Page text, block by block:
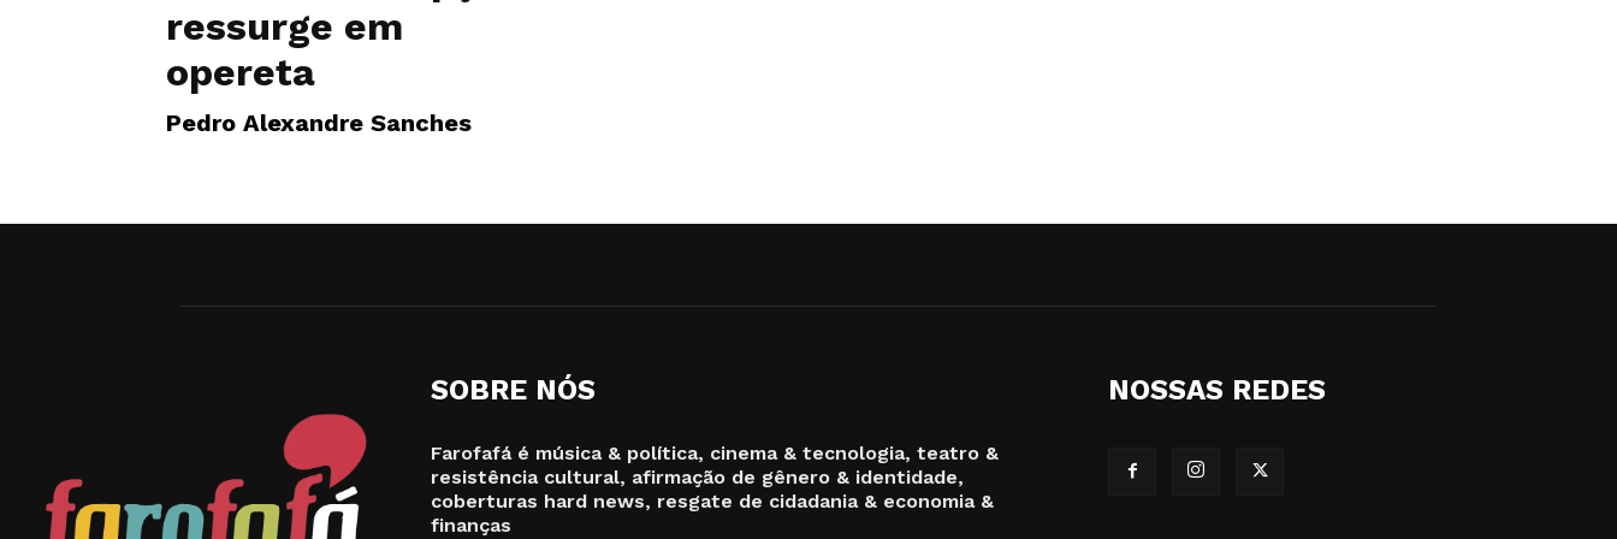
ressurge em
opereta
Pedro Alexandre Sanches
SOBRE NÓS
Farofafá é música & política, cinema & tecnologia, teatro &
resistência cultural, afirmação de gênero & identidade,
coberturas hard news, resgate de cidadania & economia &
finanças
NOSSAS REDES